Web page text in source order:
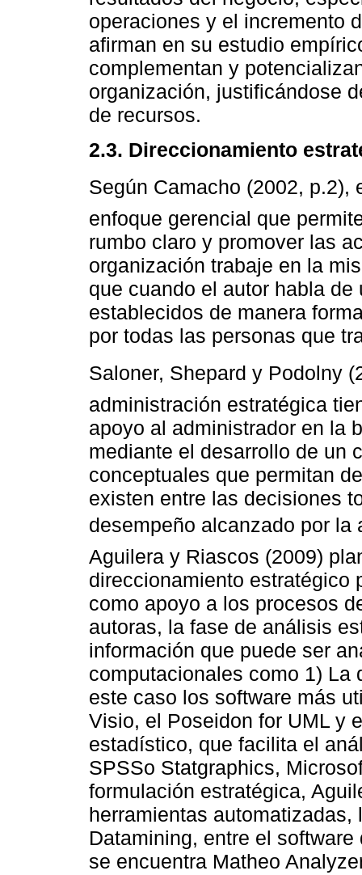
operaciones y el incremento
afirman en su estudio
complementan y
organización, justificándose
de recursos.
2.3. Direccionamiento
Según Camacho (2002, p.2),
enfoque gerencial que
rumbo claro y promover las
organización trabaje en la
que cuando el autor habla
establecidos de manera
por todas las personas que
Saloner, Shepard y Podolny
administración estratégica
apoyo al administrador en la
mediante el desarrollo de un
conceptuales que permitan
existen entre las decisiones
desempeño alcanzado por la
Aguilera y Riascos (2009)
direccionamiento estratégico
como apoyo a los procesos
autoras, la fase de análisis
información que puede ser
computacionales como 1) La
este caso los software más
Visio, el Poseidon for UML y
estadístico, que facilita el
SPSSo Statgraphics,
formulación estratégica,
herramientas
Datamining, entre el
se encuentra Matheo